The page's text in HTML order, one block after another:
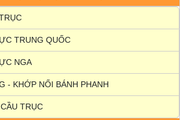
TRUNG QUỐC
NGA
- KHỚP NỐI BÁNH PHANH
TRỤC